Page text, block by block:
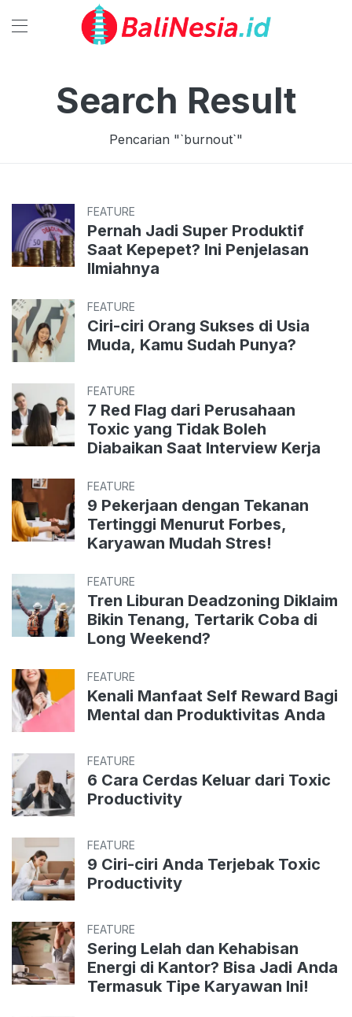
Search Result
Pencarian "`burnout`"
FEATURE
Pernah Jadi Super Produktif
Saat Kepepet? Ini Penjelasan
Ilmiahnya
FEATURE
Ciri-ciri Orang Sukses di Usia
Muda, Kamu Sudah Punya?
FEATURE
7 Red Flag dari Perusahaan
Toxic yang Tidak Boleh
Diabaikan Saat Interview Kerja
FEATURE
9 Pekerjaan dengan Tekanan
Tertinggi Menurut Forbes,
Karyawan Mudah Stres!
FEATURE
Tren Liburan Deadzoning Diklaim
Bikin Tenang, Tertarik Coba di
Long Weekend?
FEATURE
Kenali Manfaat Self Reward Bagi
Mental dan Produktivitas Anda
FEATURE
6 Cara Cerdas Keluar dari Toxic
Productivity
FEATURE
9 Ciri-ciri Anda Terjebak Toxic
Productivity
FEATURE
Sering Lelah dan Kehabisan
Energi di Kantor? Bisa Jadi Anda
Termasuk Tipe Karyawan Ini!